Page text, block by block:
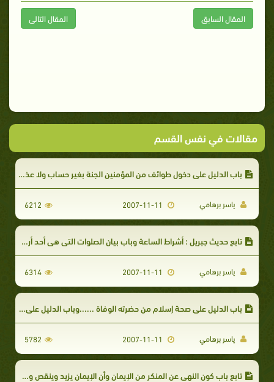
المقال السابق المقال التالى
مقالات في نفس القسم
باب الدليل على دخول طوائف من المؤمنين الجنة بغير حساب ولا عذاب
ياسر برهامي 6212
تابع حديث جبريل : أشراط الساعة وباب بيان الصلوات التي هي أحد أركان الإسلام
ياسر برهامي 6314
باب الدليل على صحة إسلام من حضرته الوفاة ......وباب الدليل على أن من مات على التوحيد دخل الجنة
ياسر برهامي 5782
تابع باب كون النهي عن المنكر من الإيمان وأن الإيمان يزيد وينقص ومباحث فيه